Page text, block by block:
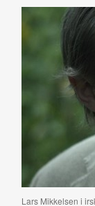
Lars Mikkelsen i